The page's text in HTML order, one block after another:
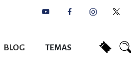
BLOG TEMAS